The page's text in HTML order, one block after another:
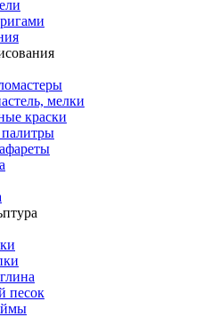
мелки
краски
песок